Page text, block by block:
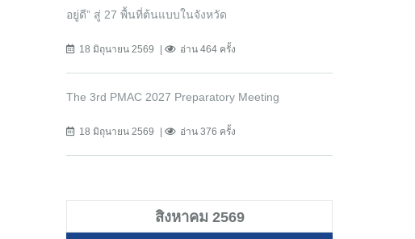
อยู่ดี” สู่ 27 พื้นที่ต้นแบบในจังหวัด
18 มิถุนายน 2569 อ่าน 464 ครั้ง
The 3rd PMAC 2027 Preparatory Meeting
18 มิถุนายน 2569 อ่าน 376 ครั้ง
สิงหาคม 2569